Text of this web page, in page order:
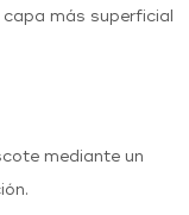
más superficial
mediante un